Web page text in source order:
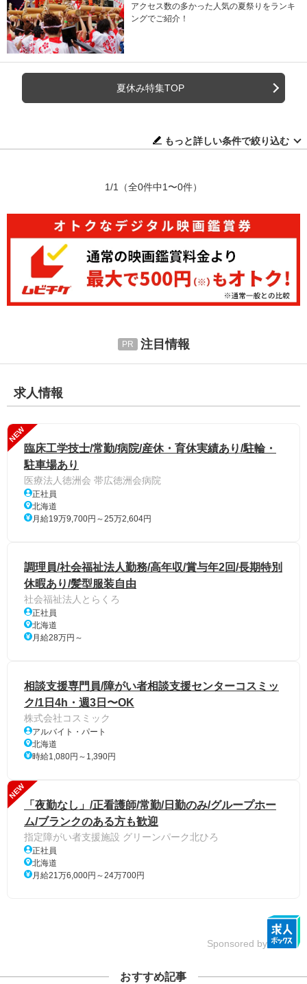
アクセス数の多かった人気の夏祭りをランキ
ングでご紹介！
夏休み特集TOP
もっと詳しい条件で絞り込む
1/1 （全0件中1〜0件）
注目情報
求人情報
NEW
臨床工学技士/常勤/病院/産休・育休実績あり/駐輪・
駐車場あり
医療法人徳洲会 帯広徳洲会病院
正社員
北海道
月給19万9,700円～25万2,604円
調理員/社会福祉法人勤務/高年収/賞与年2回/長期特別
休暇あり/髪型服装自由
社会福祉法人とらくろ
正社員
北海道
月給28万円～
相談支援専門員/障がい者相談支援センターコスミッ
ク/1日4h・週3日〜OK
株式会社コスミック
アルバイト・パート
北海道
時給1,080円～1,390円
NEW
「夜勤なし」/正看護師/常勤/日勤のみ/グループホー
ム/ブランクのある方も歓迎
指定障がい者支援施設 グリーンパーク北ひろ
正社員
北海道
月給21万6,000円～24万700円
Sponsored by
おすすめ記事